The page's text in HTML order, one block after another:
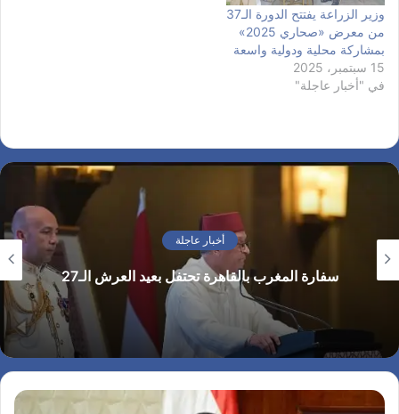
وزير الزراعة يفتتح الدورة الـ37
من معرض «صحاري 2025»
بمشاركة محلية ودولية واسعة
15 سبتمبر، 2025
في "أخبار عاجلة"
أخبار عاجلة
سفارة المغرب بالقاهرة تحتفل بعيد العرش الـ27